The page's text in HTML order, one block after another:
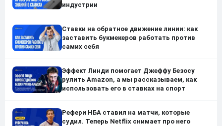
индустрии
Ставки на обратное движение линии: как
заставить букмекеров работать против
самих себя
Эффект Линди помогает Джеффу Безосу
рулить Amazon, а мы рассказываем, как
использовать его в ставках на спорт
Рефери НБА ставил на матчи, которые
судил. Теперь Netflix снимает про него